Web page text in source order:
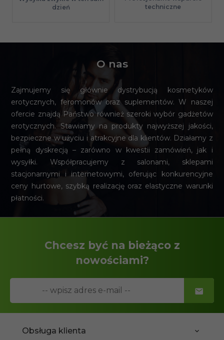
dzień
techniczne
O nas
Zajmujemy się głównie dystrybucją kosmetyków
erotycznych, feromonów oraz suplementów. W naszej
ofercie znajdą Państwo również szeroki wybór gadżetów
erotycznych. Stawiamy na produkty najwyższej jakości,
bezpieczne w użyciu i atrakcyjne dla klientów. Działamy z
pełną dyskrecją – zarówno w kwestii zamówień, jak i
wysyłki. Współpracujemy z salonami, sklepami
stacjonarnymi i internetowymi, oferując konkurencyjne
ceny hurtowe, szybką realizację oraz elastyczne warunki
płatności.
Chcesz być na bieżąco z
nowościami?
Obsługa klienta